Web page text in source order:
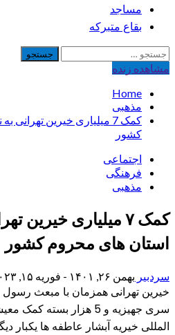
مساجد
بقاع متبرکه
جستجو
برای:
مشاهده‌ زنده
Home
مذهبی
کمک 7 میلیاری خیرین
کشور
اجتماعی
فرهنگی
مذهبی
کمک ۷ میلیاری خیرین
استان های محروم کشور
سردبیر بهمن ۲۶, ۱۴۰۱ - فوریه ۱۵, ۲۰۲۳
سری جهیزیه و 5 هزار بسته
المللی خیریه آبشار عاطفه ها یکبار